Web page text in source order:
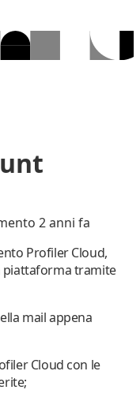
2 anni fa
Profiler Cloud,
piattaforma tramite
mail appena
Cloud con le